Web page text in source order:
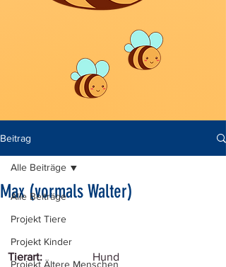
Beitrag
Alle Beiträge
Projekt Tiere
Projekt Kinder
Projekt Ältere Menschen
Alle Beiträge
Max (vormals Walter)
Tierart: Hund